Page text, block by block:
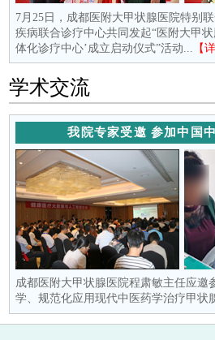
7月25日，成都医附大甲状腺医院特别
疾病联合诊疗中心共同发起“医附大甲
体化诊疗中心’成立启动仪式”活动...
【
学术交流
我院专家受邀 参加中国
成都医附大甲状腺医院程肃敏主任应邀
学、规范化应用现代中医药学治疗甲状